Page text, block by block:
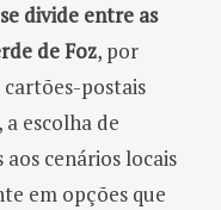
divide entre as
de Foz, por
postais
escolha de
cenários locais
em opções que